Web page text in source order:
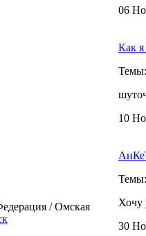
/ Омская
06
Как
Темы:
10
Темы:
Хочу
30